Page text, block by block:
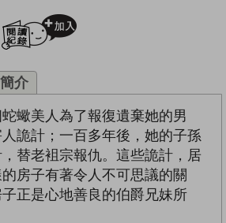
試閲
介
蠍美人為了報復遺棄她的男
詭計；一百多年後，她的子孫
替老袓宗報仇。這些詭計，居
房子有著令人不可思議的關
正是心地善良的伯爵兄妹所